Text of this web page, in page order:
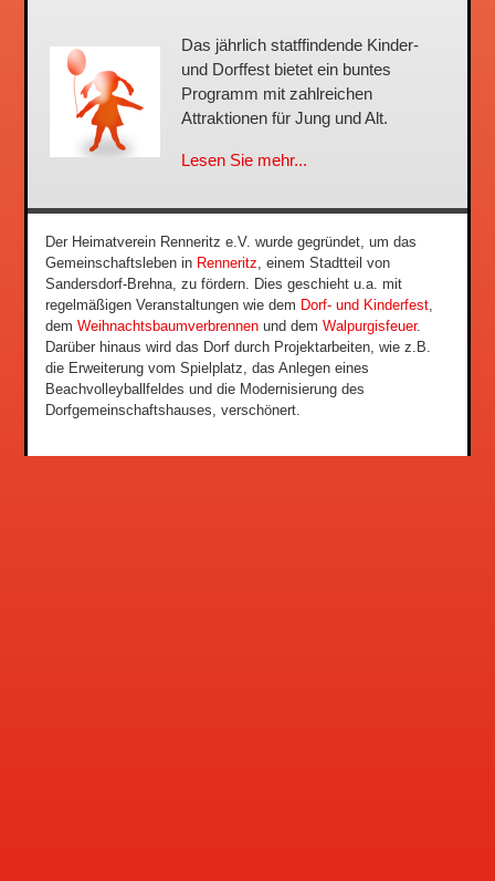
Das jährlich statffindende Kinder-
und Dorffest bietet ein buntes
Programm mit zahlreichen
Attraktionen für Jung und Alt.
Lesen Sie mehr...
Der Heimatverein Renneritz e.V. wurde gegründet, um das
Gemeinschaftsleben in Renneritz, einem Stadtteil von
Sandersdorf-Brehna, zu fördern. Dies geschieht u.a. mit
regelmäßigen Veranstaltungen wie dem Dorf- und Kinderfest,
demWeihnachtsbaumverbrennen und demWalpurgisfeuer.
Darüber hinaus wird das Dorf durch Projektarbeiten, wie z.B.
die Erweiterung vom Spielplatz, das Anlegen eines
Beachvolleyballfeldes und die Modernisierung des
Dorfgemeinschaftshauses, verschönert.